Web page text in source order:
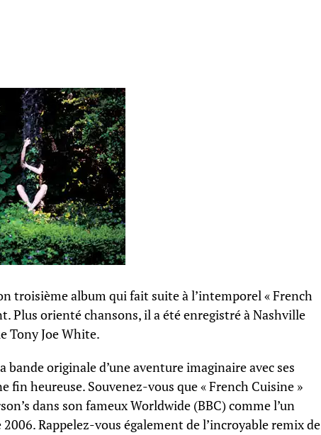
troisième album qui fait suite à l’intemporel « French
Plus orienté chansons, il a été enregistré à Nashville
Tony Joe White.
bande originale d’une aventure imaginaire avec ses
fin heureuse. Souvenez-vous que « French Cuisine »
dans son fameux Worldwide (BBC) comme l’un
Rappelez-vous également de l’incroyable remix de